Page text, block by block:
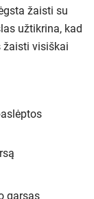
žaisti su
užtikrina, kad
žaisti visiškai
garsas